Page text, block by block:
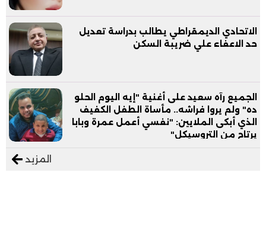
الاتحادي الديمقراطي يطالب بدراسة تعديل
حد الاعفاء علي ضريبة السكن
الجميع رآه سعيد على أغنية "إيه اليوم الحلو
ده" ولم يروا فراشه.. مأساة الطفل الكفيف
الذي أبكى الملايين: "نفسي أعمل عمرة وبابا
يرتاح من التروسيكل"
المزيد